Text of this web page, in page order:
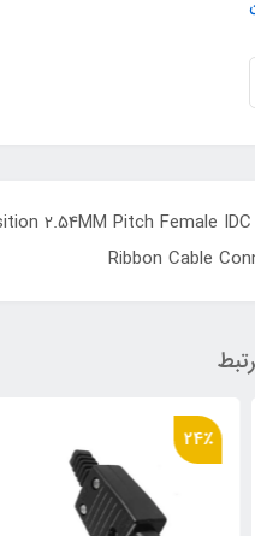
2.54MM Pitch Female
Ribbon Cable